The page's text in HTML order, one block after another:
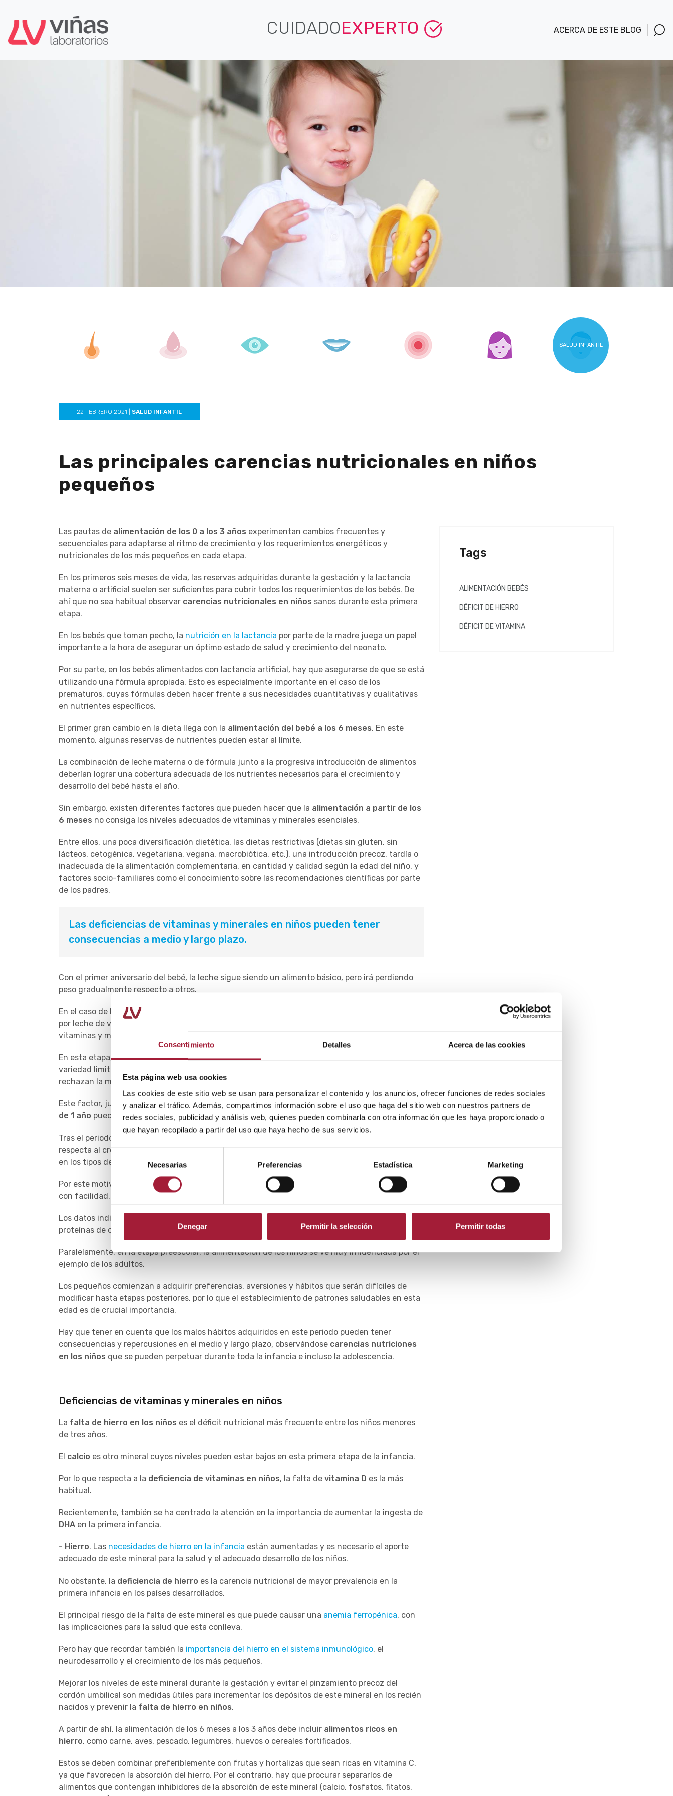
Consentimiento Detalles Acerca de las cookies
Esta página web usa cookies
Las cookies de este sitio web se usan para personalizar el contenido y los anuncios, ofrecer funciones de redes sociales
y analizar el tráfico. Además, compartimos información sobre el uso que haga del sitio web con nuestros partners de
redes sociales, publicidad y análisis web, quienes pueden combinarla con otra información que les haya proporcionado o
que hayan recopilado a partir del uso que haya hecho de sus servicios.
Selección
de
consentimiento
Necesarias Preferencias Estadística Marketing
Denegar Permitir la selección Permitir todas
CUIDADOEXPERTO ACERCA DE ESTE BLOG
SALUD INFANTIL
22 FEBRERO 2021 SALUD INFANTIL
Las principales carencias nutricionales en niños
pequeños
Las pautas de alimentación de los 0 a los 3 años experimentan cambios frecuentes y
secuenciales para adaptarse al ritmo de crecimiento y los requerimientos energéticos y
nutricionales de los más pequeños en cada etapa.
En los primeros seis meses de vida, las reservas adquiridas durante la gestación y la lactancia
materna o artificial suelen ser suficientes para cubrir todos los requerimientos de los bebés. De
ahí que no sea habitual observar carencias nutricionales en niños sanos durante esta primera
etapa.
En los bebés que toman pecho, la nutrición en la lactancia por parte de la madre juega un papel
importante a la hora de asegurar un óptimo estado de salud y crecimiento del neonato.
Por su parte, en los bebés alimentados con lactancia artificial, hay que asegurarse de que se está
utilizando una fórmula apropiada. Esto es especialmente importante en el caso de los
prematuros, cuyas fórmulas deben hacer frente a sus necesidades cuantitativas y cualitativas
en nutrientes específicos.
El primer gran cambio en la dieta llega con la alimentación del bebé a los 6 meses. En este
momento, algunas reservas de nutrientes pueden estar al límite.
La combinación de leche materna o de fórmula junto a la progresiva introducción de alimentos
deberían lograr una cobertura adecuada de los nutrientes necesarios para el crecimiento y
desarrollo del bebé hasta el año.
Sin embargo, existen diferentes factores que pueden hacer que la alimentación a partir de los
6 meses no consiga los niveles adecuados de vitaminas y minerales esenciales.
Entre ellos, una poca diversificación dietética, las dietas restrictivas (dietas sin gluten, sin
lácteos, cetogénica, vegetariana, vegana, macrobiótica, etc.), una introducción precoz, tardía o
inadecuada de la alimentación complementaria, en cantidad y calidad según la edad del niño, y
factores socio-familiares como el conocimiento sobre las recomendaciones científicas por parte
de los padres.
Las deficiencias de vitaminas y minerales en niños pueden tener
consecuencias a medio y largo plazo.
Con el primer aniversario del bebé, la leche sigue siendo un alimento básico, pero irá perdiendo
peso gradualmente respecto a otros.
En el caso de los bebés con lactancia artificial, la recomendación actual es sustituir la fórmula
por leche de vaca. Esto implica que, a partir de este momento, desaparece la fortificación en
vitaminas y minerales que aportaba la lactancia artificial.
En esta etapa, además, los niños pueden volverse más selectivos con la comida: ingieren una
variedad limitada de alimentos, tienen una preferencia por los líquidos respecto a los sólidos y/o
rechazan la mayoría de nuevos alimentos.
Este factor, junto a los mencionados anteriormente, pueden hacer que laalimentación del bebé
de 1 año pueda implicarcarencias nutricionales.
Tras el periodo del lactante, entre los 2 y 3 años, empieza una etapa muy dinámica por lo que
respecta al crecimiento, el desarrollo psicomotor, los requerimientos nutricionales y la variedad
en los tipos de alimentos.
Por este motivo, el equilibrio nutricional en cuanto a los micronutrientes se puede ver afectado
con facilidad, si los aportes no son los apropiados.
Los datos indican que, en España, la
proteínas de origen animal y pobre en pescado, verduras y frutas.
Paralelamente, en la etapa preescolar, la alimentación de los niños se ve muy influenciada por el
ejemplo de los adultos.
Los pequeños comienzan a adquirir preferencias, aversiones y hábitos que serán difíciles de
modificar hasta etapas posteriores, por lo que el establecimiento de patrones saludables en esta
edad es de crucial importancia.
Hay que tener en cuenta que los malos hábitos adquiridos en este periodo pueden tener
consecuencias y repercusiones en el medio y largo plazo, observándose carencias nutriciones
en los niños que se pueden perpetuar durante toda la infancia e incluso la adolescencia.
Deficiencias de vitaminas y minerales en niños
La falta de hierro en los niños es el déficit nutricional más frecuente entre los niños menores
de tres años.
El calcio es otro mineral cuyos niveles pueden estar bajos en esta primera etapa de la infancia.
Por lo que respecta a la deficiencia de vitaminas en niños, la falta de vitamina D es la más
habitual.
Recientemente, también se ha centrado la atención en la importancia de aumentar la ingesta de
DHA en la primera infancia.
- Hierro. Las necesidades de hierro en la infancia están aumentadas y es necesario el aporte
adecuado de este mineral para la salud y el adecuado desarrollo de los niños.
No obstante, la deficiencia de hierro es la carencia nutricional de mayor prevalencia en la
primera infancia en los países desarrollados.
El principal riesgo de la falta de este mineral es que puede causar una anemia ferropénica, con
las implicaciones para la salud que esta conlleva.
Pero hay que recordar también la importancia del hierro en el sistema inmunológico, el
neurodesarrollo y el crecimiento de los más pequeños.
Mejorar los niveles de este mineral durante la gestación y evitar el pinzamiento precoz del
cordón umbilical son medidas útiles para incrementar los depósitos de este mineral en los recién
nacidos y prevenir la falta de hierro en niños.
A partir de ahí, la alimentación de los 6 meses a los 3 años debe incluir alimentos ricos en
hierro, como carne, aves, pescado, legumbres, huevos o cereales fortificados.
Estos se deben combinar preferiblemente con frutas y hortalizas que sean ricas en vitamina C,
ya que favorecen la absorción del hierro. Por el contrario, hay que procurar separarlos de
alimentos que contengan inhibidores de la absorción de este mineral (calcio, fosfatos, fitatos,
Tags
ALIMENTACIÓN BEBÉS
DÉFICIT DE HIERRO
DÉFICIT DE VITAMINA